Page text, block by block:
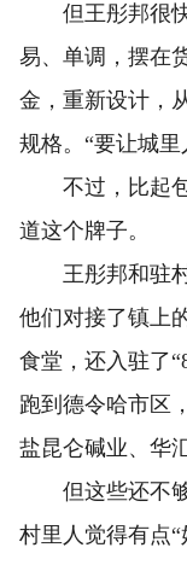
但王彤邦很快
易、单调，摆在
金，重新设计，
规格。“要让城里
不过，比起包
道这个牌子。
王彤邦和驻村
他们对接了镇上
食堂，还入驻了
跑到德令哈市区
盐昆仑碱业、华
但这些还不够
村里人觉得有点